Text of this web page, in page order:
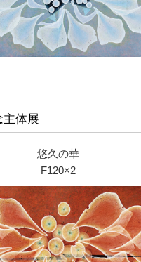
体展
悠久の華
F120×2